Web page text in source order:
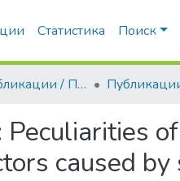
Статистика Поиск
Научные публикации / Препринты
Peculiarities
caused